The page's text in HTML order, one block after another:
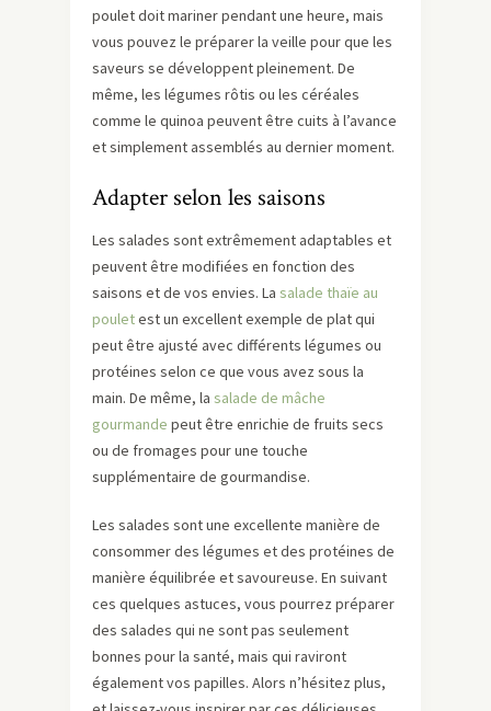
poulet doit mariner pendant une heure, mais
vous pouvez le préparer la veille pour que les
saveurs se développent pleinement. De
même, les légumes rôtis ou les céréales
comme le quinoa peuvent être cuits à l’avance
et simplement assemblés au dernier moment.
Adapter selon les saisons
Les salades sont extrêmement adaptables et
peuvent être modifiées en fonction des
saisons et de vos envies. La salade thaïe au
pouletest un excellent exemple de plat qui
peut être ajusté avec différents légumes ou
protéines selon ce que vous avez sous la
main. De même, la salade de mâche
gourmande peut être enrichie de fruits secs
ou de fromages pour une touche
supplémentaire de gourmandise.
Les salades sont une excellente manière de
consommer des légumes et des protéines de
manière équilibrée et savoureuse. En suivant
ces quelques astuces, vous pourrez préparer
des salades qui ne sont pas seulement
bonnes pour la santé, mais qui raviront
également vos papilles. Alors n’hésitez plus,